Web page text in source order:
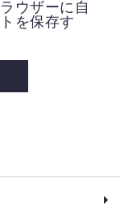
ウザーに自
を保存す